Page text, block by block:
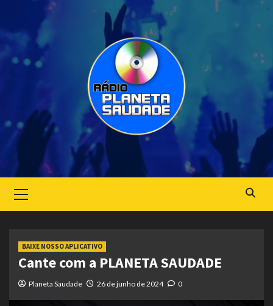
Menu
BAIXE NOSSO APLICATIVO
Cante com a PLANETA SAUDADE
Planeta Saudade 26 de junho de 2024 0